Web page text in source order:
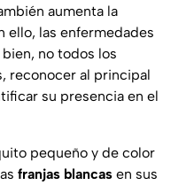
aumenta la
ello, las enfermedades
bien, no todos los
reconocer al principal
su presencia en el
pequeño y de color
franjas blancas en sus